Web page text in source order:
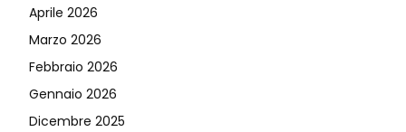
Aprile 2026
Marzo 2026
Febbraio 2026
Gennaio 2026
Dicembre 2025